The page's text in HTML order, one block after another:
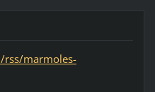
rss/marmoles-